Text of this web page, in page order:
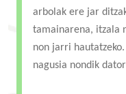
arbolak ere jar
tamainarena, itzala
non jarri
nagusia nondik